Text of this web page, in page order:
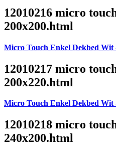
12010216 micro
200x200.html
Micro Touch Enkel Dekbed Wit
12010217 micro
200x220.html
Micro Touch Enkel Dekbed Wit
12010218 micro
240x200.html